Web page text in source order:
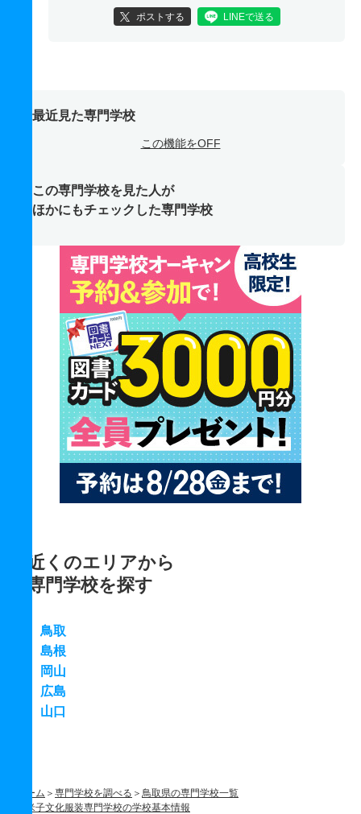
ポストする LINEで送る
最近見た専門学校
この機能をOFF
この専門学校を見た人が
ほかにもチェックした専門学校
近くのエリアから
専門学校を探す
鳥取
島根
岡山
広島
山口
ホーム 専門学校を調べる
鳥取県の専門学校一覧
米子文化服装専門学校の学校基本情報